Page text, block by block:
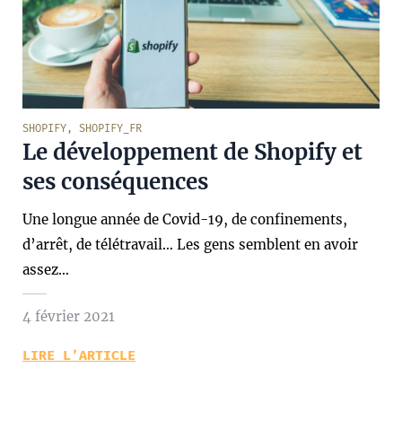
SHOPIFY, SHOPIFY_FR
Le développement de Shopify et
ses conséquences
Une longue année de Covid-19, de confinements,
d’arrêt, de télétravail… Les gens semblent en avoir
assez…
4 février 2021
LIRE L’ARTICLE